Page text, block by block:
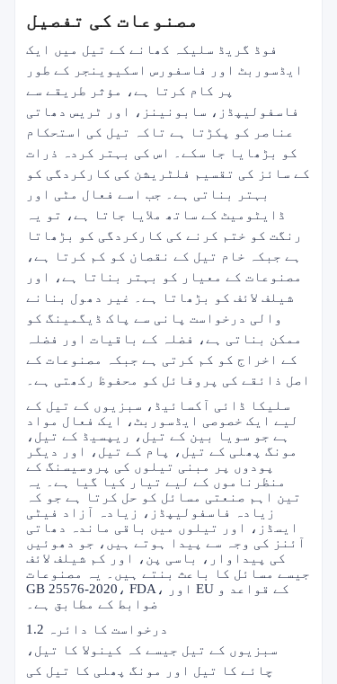
مصنوعات کی تفصیل
فوڈ گریڈ سلیکہ کھانے کے تیل میں ایک
ایڈسوربٹ اور فاسفورس اسکیوینجر کے طور
پر کام کرتا ہے، مؤثر طریقے سے
فاسفولیپڈز، سابونینز، اور ٹریس دھاتی
عناصر کو پکڑتا ہے تاکہ تیل کی استحکام
کو بڑھایا جا سکے۔ اس کی بہتر کردہ ذرات
کے سائز کی تقسیم فلٹریشن کی کارکردگی کو
بہتر بناتی ہے۔ جب اسے فعال مٹی اور
ڈایٹومیٹ کے ساتھ ملایا جاتا ہے، تو یہ
رنگت کو ختم کرنے کی کارکردگی کو بڑھاتا
ہے جبکہ خام تیل کے نقصان کو کم کرتا ہے،
مصنوعات کے معیار کو بہتر بناتا ہے، اور
شیلف لائف کو بڑھاتا ہے۔ غیر دھول بنانے
والی درخواست پانی سے پاک ڈیگمینگ کو
ممکن بناتی ہے، فضلہ کے باقیات اور فضلہ
کے اخراج کو کم کرتی ہے جبکہ مصنوعات کے
اصل ذائقے کی پروفائل کو محفوظ رکھتی ہے۔
سلیکا ڈائی آکسائیڈ، سبزیوں کے تیل کے
لیے ایک خصوصی ایڈسوربٹ، ایک فعال مواد
ہے جو سویا بین کے تیل، ریپسیڈ کے تیل،
مونگ پھلی کے تیل، پام کے تیل، اور دیگر
پودوں پر مبنی تیلوں کی پروسیسنگ کے
منظرناموں کے لیے تیار کیا گیا ہے۔ یہ
تین اہم صنعتی مسائل کو حل کرتا ہے جو کہ
زیادہ فاسفولیپڈز، زیادہ آزاد فیٹی
ایسڈز، اور تیلوں میں باقی ماندہ دھاتی
آئنز کی وجہ سے پیدا ہوتے ہیں، جو دھوئیں
کی پیداوار، باسی پن، اور کم شیلف لائف
جیسے مسائل کا باعث بنتے ہیں۔ یہ مصنوعات
GB 25576-2020، FDA، اور EU کے قواعد و
ضوابط کے مطابق ہے۔
1.2 درخواست کا دائرہ
سبزیوں کے تیل جیسے کہ کینولا کا تیل،
چائے کا تیل اور مونگ پھلی کا تیل کی